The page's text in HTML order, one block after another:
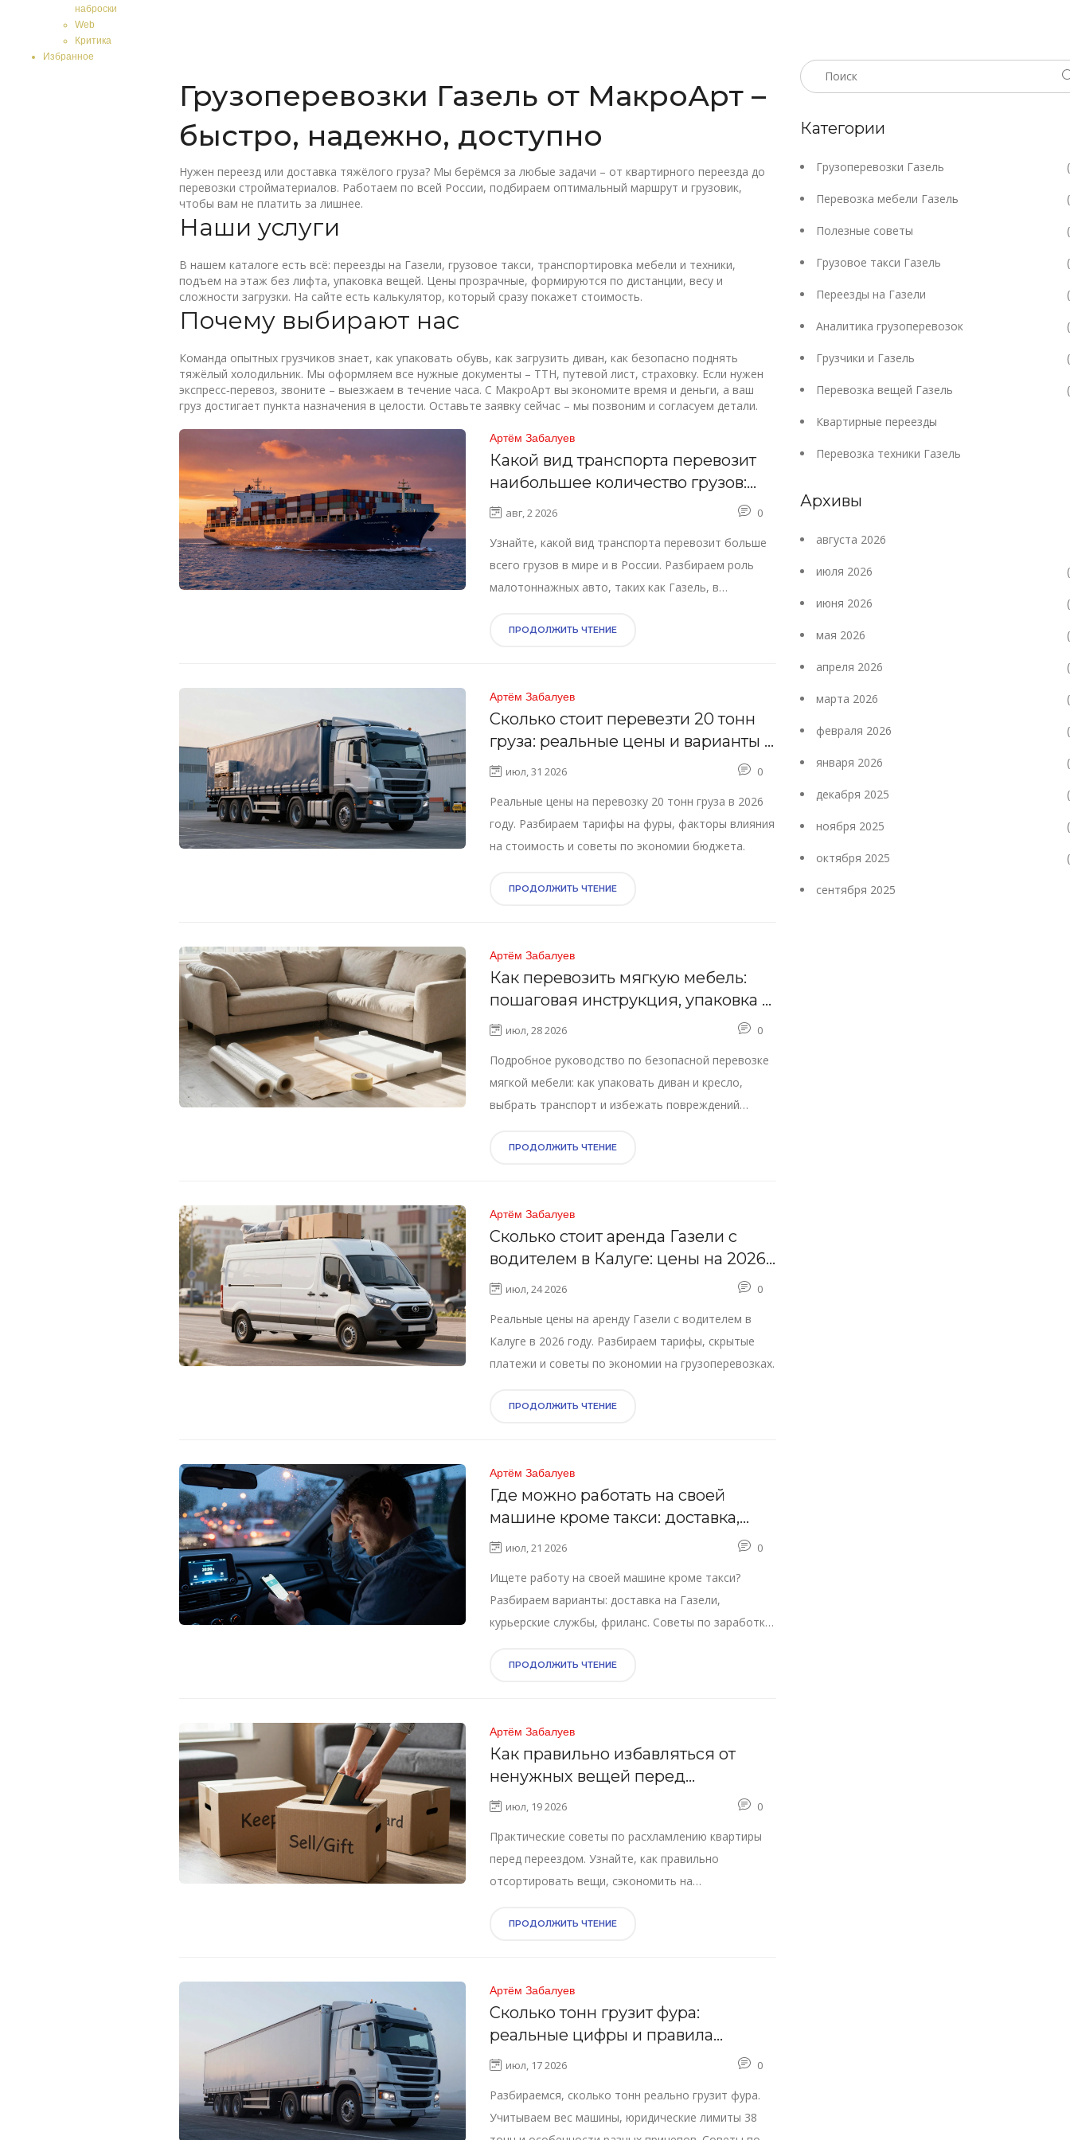
наброски
Web
Критика
Избранное
Грузоперевозки Газель от МакроАрт –
быстро, надежно, доступно
Нужен переезд или доставка тяжёлого груза? Мы берёмся за любые задачи – от квартирного переезда до
перевозки стройматериалов. Работаем по всей России, подбираем оптимальный маршрут и грузовик,
чтобы вам не платить за лишнее.
Наши услуги
В нашем каталоге есть всё: переезды на Газели, грузовое такси, транспортировка мебели и техники,
подъем на этаж без лифта, упаковка вещей. Цены прозрачные, формируются по дистанции, весу и
сложности загрузки. На сайте есть калькулятор, который сразу покажет стоимость.
Почему выбирают нас
Команда опытных грузчиков знает, как упаковать обувь, как загрузить диван, как безопасно поднять
тяжёлый холодильник. Мы оформляем все нужные документы – ТТН, путевой лист, страховку. Если нужен
экспресс‑перевоз, звоните – выезжаем в течение часа. С МакроАрт вы экономите время и деньги, а ваш
груз достигает пункта назначения в целости. Оставьте заявку сейчас – мы позвоним и согласуем детали.
Артём Забалуев
Какой вид транспорта перевозит
наибольшее количество грузов:
статистика и роль малотоннажных
авг, 2 2026 0
Узнайте, какой вид транспорта перевозит больше
всего грузов в мире и в России. Разбираем роль
малотоннажных авто, таких как Газель, в
эффективности различных методов доставки.
ПРОДОЛЖИТЬ ЧТЕНИЕ
Артём Забалуев
Сколько стоит перевезти 20 тонн
груза: реальные цены и варианты в
2026 году
июл, 31 2026 0
Реальные цены на перевозку 20 тонн груза в 2026
году. Разбираем тарифы на фуры, факторы влияния
на стоимость и советы по экономии бюджета.
ПРОДОЛЖИТЬ ЧТЕНИЕ
Артём Забалуев
Как перевозить мягкую мебель:
пошаговая инструкция, упаковка и
защита от повреждений
июл, 28 2026 0
Подробное руководство по безопасной перевозке
мягкой мебели: как упаковать диван и кресло,
выбрать транспорт и избежать повреждений
ПРОДОЛЖИТЬ ЧТЕНИЕ
Артём Забалуев
Сколько стоит аренда Газели с
водителем в Калуге: цены на 2026
годиюл, 24 2026 0
Реальные цены на аренду Газели с водителем в
Калуге в 2026 году. Разбираем тарифы, скрытые
платежи и советы по экономии на грузоперевозках.
ПРОДОЛЖИТЬ ЧТЕНИЕ
Артём Забалуев
Где можно работать на своей
машине кроме такси: доставка,
грузоперевозки и фриланс
июл, 21 2026 0
Ищете работу на своей машине кроме такси?
Разбираем варианты: доставка на Газели,
курьерские службы, фриланс. Советы по заработку,
ПРОДОЛЖИТЬ ЧТЕНИЕ
Артём Забалуев
Как правильно избавляться от
ненужных вещей перед
переездом на Газели
июл, 19 2026 0
Практические советы по расхламлению квартиры
перед переездом. Узнайте, как правильно
отсортировать вещи, сэкономить на
грузчиками.
ПРОДОЛЖИТЬ ЧТЕНИЕ
Артём Забалуев
Сколько тонн грузит фура:
реальные цифры и правила
весового контроля
июл, 17 2026 0
Разбираемся, сколько тонн реально грузит фура.
Учитываем вес машины, юридические лимиты 38
Категории
Грузоперевозки Газель
Перевозка мебели Газель
Полезные советы
Грузовое такси Газель
Переезды на Газели
Аналитика грузоперевозок
Грузчики и Газель
Перевозка вещей Газель
Квартирные переезды
Перевозка техники Газель
Архивы
августа 2026
июля 2026
июня 2026
мая 2026
апреля 2026
марта 2026
февраля 2026
января 2026
декабря 2025
ноября 2025
октября 2025
сентября 2025